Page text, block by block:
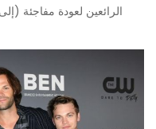
الرائعين لعودة مفاجئة